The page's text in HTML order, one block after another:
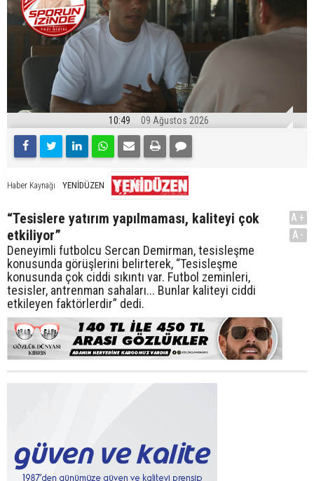
10:49 09 Ağustos 2026
Haber Kaynağı YENİDÜZEN
“Tesislere yatırım yapılmaması, kaliteyi çok
etkiliyor”
Deneyimli futbolcu Sercan Demirman, tesisleşme
konusunda görüşlerini belirterek, “Tesisleşme
konusunda çok ciddi sıkıntı var. Futbol zeminleri,
tesisler, antrenman sahaları... Bunlar kaliteyi ciddi
etkileyen faktörlerdir” dedi.
A+
A-